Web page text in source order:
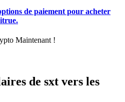
de paiement pour acheter
Maintenant !
de sxt vers les